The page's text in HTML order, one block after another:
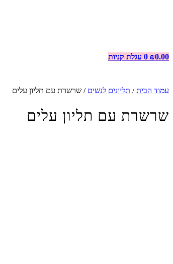
₪0.00
0 עגלת קניות
עמוד הבית/ תליונים לנשים / שרשרת עם תליון עלים
שרשרת עם תליון עלים